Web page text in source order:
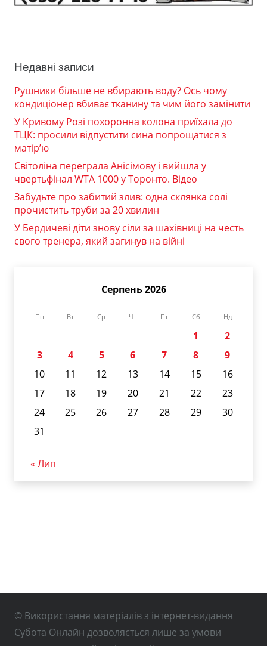
Недавні записи
Рушники більше не вбирають воду? Ось чому
кондиціонер вбиває тканину та чим його замінити
У Кривому Розі похоронна колона приїхала до
ТЦК: просили відпустити сина попрощатися з
матір’ю
Світоліна переграла Анісімову і вийшла у
чвертьфінал WTA 1000 у Торонто. Відео
Забудьте про забитий злив: одна склянка солі
прочистить труби за 20 хвилин
У Бердичеві діти знову сіли за шахівниці на честь
свого тренера, який загинув на війні
Серпень 2026
Пн Вт Ср Чт Пт Сб Нд
1
2
3
4 5 6 7 8
9
10
11 12 13 14 15
16
17
18 19 20 21 22
23
24
25 26 27 28 29
30
31
« Лип
© Використання матеріалів з інтернет-видання
Субота Онлайн дозволяється лише за умови